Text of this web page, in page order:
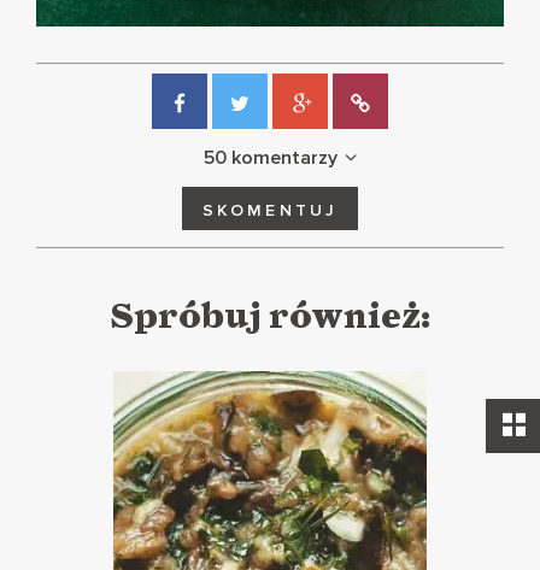
50 komentarzy
SKOMENTUJ
Spróbuj również: